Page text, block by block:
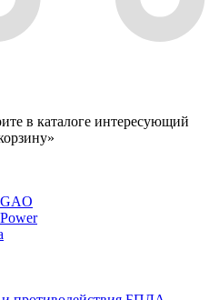
в каталоге интересующий